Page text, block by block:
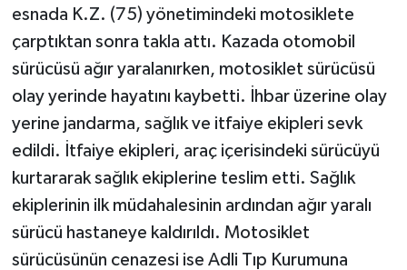
esnada K.Z. (75) yönetimindeki motosiklete
çarptıktan sonra takla attı. Kazada otomobil
sürücüsü ağır yaralanırken, motosiklet sürücüsü
olay yerinde hayatını kaybetti. İhbar üzerine olay
yerine jandarma, sağlık ve itfaiye ekipleri sevk
edildi. İtfaiye ekipleri, araç içerisindeki sürücüyü
kurtararak sağlık ekiplerine teslim etti. Sağlık
ekiplerinin ilk müdahalesinin ardından ağır yaralı
sürücü hastaneye kaldırıldı. Motosiklet
sürücüsünün cenazesi ise Adli Tıp Kurumuna